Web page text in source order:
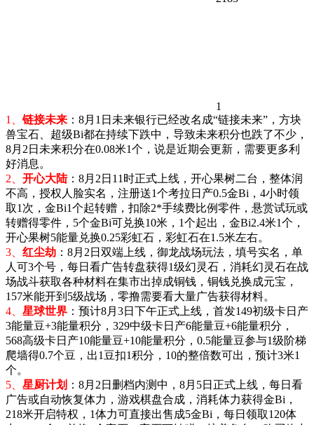
1
1、 链接未来 ：8月1日未来银行已经改名成“链接未来”，方块
兽宝石、超级Bi都在持续下跌中，导致未来积分也跌了不少，
8月2日未来积分在0.08米1个，说是近期会更新，需要更多利
好消息。
2、 开心大陆：8月2日11时正式上线，开心果树二台，整体润
不高，授权人脸实名，注册送1个考拉日产0.5金Bi，4小时领
取1次，金Bi1个起转赠，扣除2*手续费比例零件，悬赏试玩或
转赠得零件，5个金Bi可兑换10米，1个起出，金Bi2.4米1个，
开心果树5能量兑换0.25彩虹石，彩虹石在1.5米左右。
3、 红尘劫 ：8月2日双端上线，御龙战场玩法，填号实名，单
人可3个号，每日看广告转盘获得1级幻灵石，消耗幻灵石在战
场战斗获取各种材料在集市出掉成铜钱，铜钱兑换成元宝，
157米能开到5级战场，零撸需要看大量广告获得材料。
4、 星球世界 ：预计8月3日下午正式上线， 首发149初级卡日产
3能量豆+3能量积分，329中级卡日产6能量豆+6能量积分，
568高级卡日产10能量豆+10能量积分，0.5能量豆参与1级阶梯
爬墙得0.7个豆，出1豆扣1积分，10的整倍数可出，预计3米1
个。
5、 星厨计划 ：8月2日删档内测中，8月5日正式上线，每日看
广告或自动恢复体力，游戏棋盘合成，消耗体力获得金Bi，
218米开启特权，1体力可直接出售成5金Bi，每日领取120体